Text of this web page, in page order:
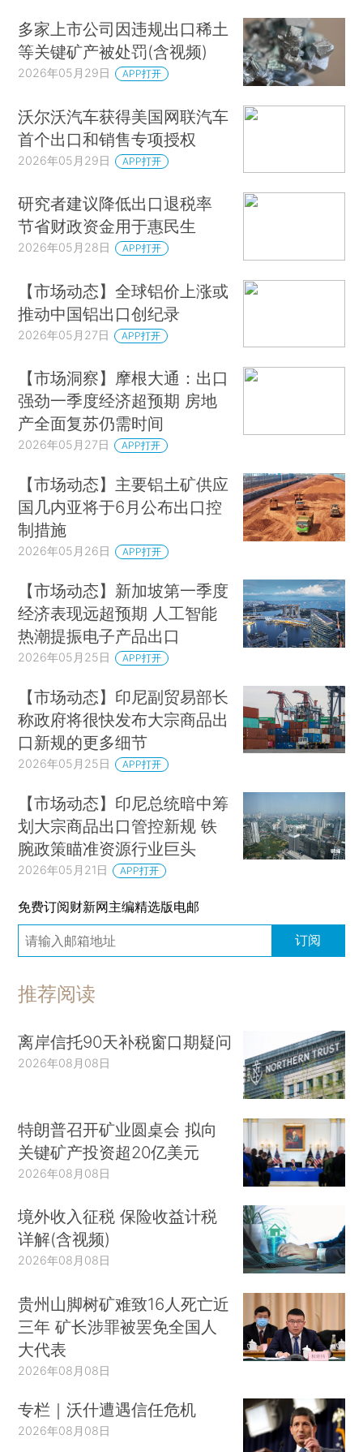
多家上市公司因违规出口稀土
等关键矿产被处罚(含视频)
2026年05月29日 APP打开
沃尔沃汽车获得美国网联汽车
首个出口和销售专项授权
2026年05月29日 APP打开
研究者建议降低出口退税率
节省财政资金用于惠民生
2026年05月28日 APP打开
【市场动态】全球铝价上涨或
推动中国铝出口创纪录
2026年05月27日 APP打开
【市场洞察】摩根大通：出口
强劲一季度经济超预期 房地
产全面复苏仍需时间
2026年05月27日 APP打开
【市场动态】主要铝土矿供应
国几内亚将于6月公布出口控
制措施
2026年05月26日 APP打开
【市场动态】新加坡第一季度
经济表现远超预期 人工智能
热潮提振电子产品出口
2026年05月25日 APP打开
【市场动态】印尼副贸易部长
称政府将很快发布大宗商品出
口新规的更多细节
2026年05月25日 APP打开
【市场动态】印尼总统暗中筹
划大宗商品出口管控新规 铁
腕政策瞄准资源行业巨头
2026年05月21日 APP打开
免费订阅财新网主编精选版电邮
订阅
推荐阅读
离岸信托90天补税窗口期疑问
2026年08月08日
特朗普召开矿业圆桌会 拟向
关键矿产投资超20亿美元
2026年08月08日
境外收入征税 保险收益计税
详解(含视频)
2026年08月08日
贵州山脚树矿难致16人死亡近
三年 矿长涉罪被罢免全国人
大代表
2026年08月08日
专栏｜沃什遭遇信任危机
2026年08月08日